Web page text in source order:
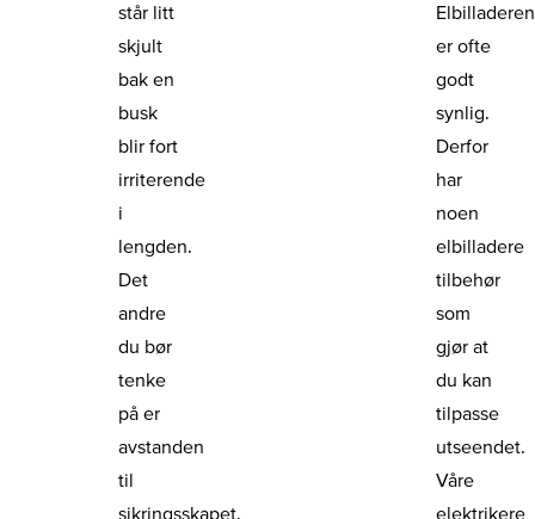
står litt
skjult
bak en
busk
blir fort
irriterende
i
lengden.
Det
andre
du bør
tenke
på er
avstanden
til
sikringsskapet.
Elbilladeren
er ofte
godt
synlig.
Derfor
har
noen
elbilladere
tilbehør
som
gjør at
du kan
tilpasse
utseendet.
Våre
elektrikere